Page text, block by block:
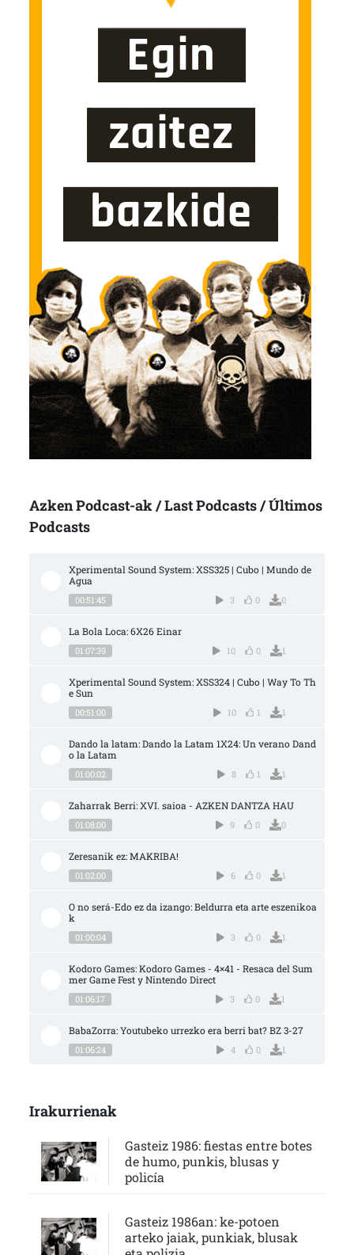
Azken Podcast-ak / Last Podcasts / Últimos
Podcasts
Xperimental Sound System: XSS325 | Cubo | Mundo de
Agua
00:51:45 3 0 0
La Bola Loca: 6X26 Einar
01:07:39 10 0 1
Xperimental Sound System: XSS324 | Cubo | Way To Th
e Sun
00:51:00 10 1 1
Dando la latam: Dando la Latam 1X24: Un verano Dand
o la Latam
01:00:02 8 1 1
Zaharrak Berri: XVI. saioa - AZKEN DANTZA HAU
01:08:00 9 0 0
Zeresanik ez: MAKRIBA!
01:02:00 6 0 1
O no será-Edo ez da izango: Beldurra eta arte eszenikoa
k
01:00:04 3 0 1
Kodoro Games: Kodoro Games - 4×41 - Resaca del Sum
mer Game Fest y Nintendo Direct
01:06:17 3 0 1
BabaZorra: Youtubeko urrezko era berri bat? BZ 3-27
01:06:24 4 0 1
Irakurrienak
Gasteiz 1986: fiestas entre botes
de humo, punkis, blusas y
policía
Gasteiz 1986an: ke-potoen
arteko jaiak, punkiak, blusak